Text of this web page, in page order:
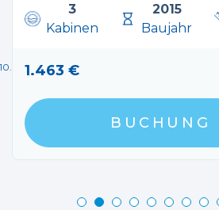
10.08.2026 - 15.08.2026
3
Kabinen
2015
Baujahr
1.463 €
BUCHUNG